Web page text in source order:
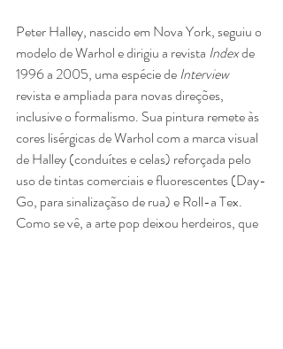
Peter Halley, nascido em Nova York, seguiu o
modelo de Warhol e dirigiu a revista Index de
1996 a 2005, uma espécie de Interview
revista e ampliada para novas direções,
inclusive o formalismo. Sua pintura remete às
cores lisérgicas de Warhol com a marca visual
de Halley (conduítes e celas) reforçada pelo
uso de tintas comerciais e fluorescentes (Day-
Go, para sinalizaçãso de rua) e Roll-a Tex.
Como se vê, a arte pop deixou herdeiros, que